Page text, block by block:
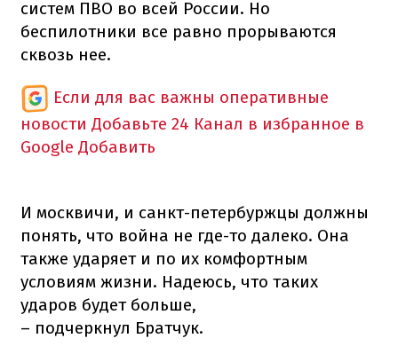
систем ПВО во всей России. Но
беспилотники все равно прорываются
сквозь нее.
Если для вас важны оперативные
новости Добавьте 24 Канал в избранное в
Google Добавить
И москвичи, и санкт-петербуржцы должны
понять, что война не где-то далеко. Она
также ударяет и по их комфортным
условиям жизни. Надеюсь, что таких
ударов будет больше,
– подчеркнул Братчук.